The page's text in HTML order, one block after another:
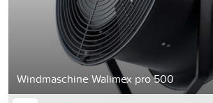
Windmaschine Walimex pro 500